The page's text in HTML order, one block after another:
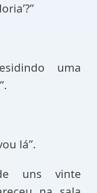
uma
lá”.
uns vinte